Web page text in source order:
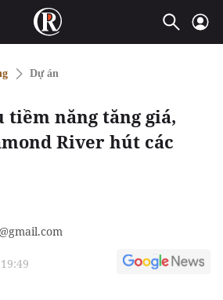
Dự án
tiềm năng tăng giá,
River hút các